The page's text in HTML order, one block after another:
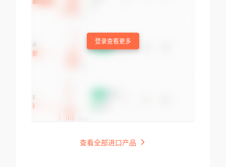
登录查看更多
查看全部进口产品